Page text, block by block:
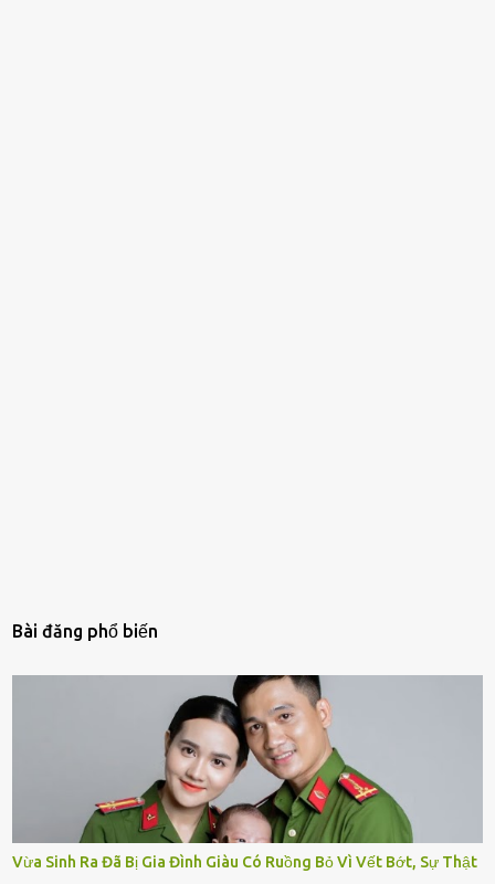
Bài đăng phổ biến
Vừa Sinh Ra Đã Bị Gia Đình Giàu Có Ruồng Bỏ Vì Vết Bớt, Sự Thật